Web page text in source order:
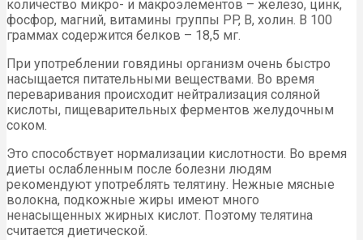
количество микро- и макроэлементов – железо, цинк,
фосфор, магний, витамины группы PP, B, холин. В 100
граммах содержится белков – 18,5 мг.
При употреблении говядины организм очень быстро
насыщается питательными веществами. Во время
переваривания происходит нейтрализация соляной
кислоты, пищеварительных ферментов желудочным
соком.
Это способствует нормализации кислотности. Во время
диеты ослабленным после болезни людям
рекомендуют употреблять телятину. Нежные мясные
волокна, подкожные жиры имеют много
ненасыщенных жирных кислот. Поэтому телятина
считается диетической.